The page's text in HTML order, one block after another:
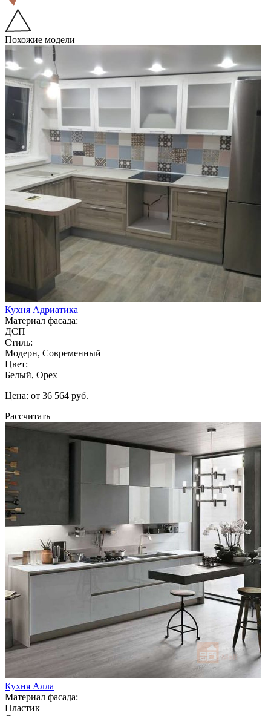
Похожие модели
Кухня Адриатика
Материал фасада:
ДСП
Стиль:
Модерн, Современный
Цвет:
Белый, Орех
Цена: от 36 564 руб.
Рассчитать
Кухня Алла
Материал фасада:
Пластик